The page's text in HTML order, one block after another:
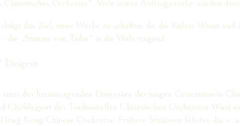
Chinesisches Orchester“. Viele seiner Auftragswerke wurden
das Ziel, neue Werke zu schaffen, die die Kultur Wuxis
die „Stimme von Taihu“ in die Welt tragend.
der herausragenden Dirigenten der jungen Generation in
Chefdirigent des Traditionellen Chinesischen Orchesters Wuxi
Kong Chinese Orchestra. Frühere Stationen führten ihn u.